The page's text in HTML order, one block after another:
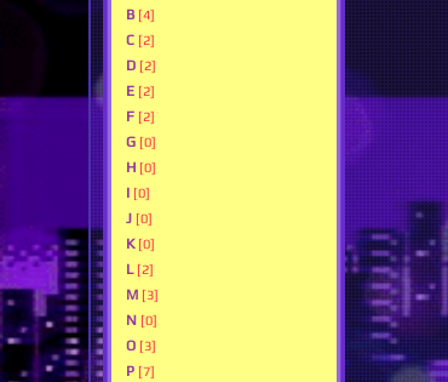
B [4]
C [2]
D [2]
E [2]
F [2]
G [0]
H [0]
I [0]
J [0]
K [0]
L [2]
M [3]
N [0]
O [3]
P [7]